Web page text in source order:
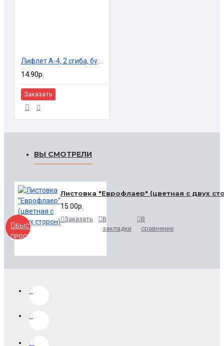
Лифлет А-4, 2 сгиба, бумага 150-170 гр.м.
14.90р.
Заказать
ВЫ СМОТРЕЛИ
БЫСТРЫЙ
ПРОСМОТР
Листовка "Еврофлаер" (цветная с двух
15.00р.
Заказать
В
закладки
В
сравнение